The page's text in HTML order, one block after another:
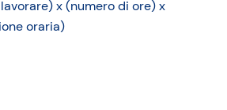
x (numero di ore) x
oraria)